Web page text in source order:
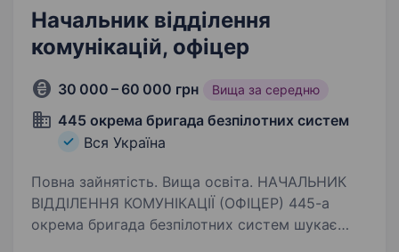
Начальник відділення
комунікацій, офіцер
30 000 – 60 000 грн Вища за середню
445 окрема бригада безпілотних систем
Вся Україна
Повна зайнятість. Вища освіта. НАЧАЛЬНИК
ВІДДІЛЕННЯ КОМУНІКАЦІЇ (ОФІЦЕР) 445-а
окрема бригада безпілотних систем шукає